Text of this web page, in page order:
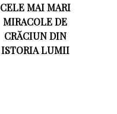
CELE MAI MARI
MIRACOLE DE
CRĂCIUN DIN
ISTORIA LUMII